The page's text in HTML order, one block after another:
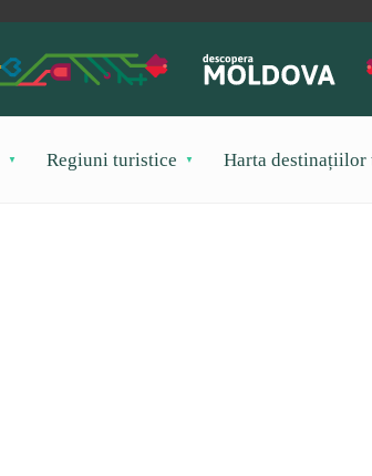
Regiuni turistice Harta destinațiilor